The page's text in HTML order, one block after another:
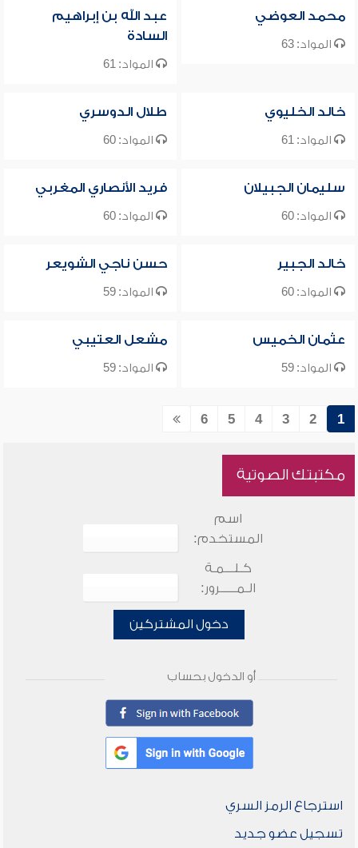
محمد العوضي
المواد: 63
عبد الله بن إبراهيم
السادة
المواد: 61
خالد الخليوي
المواد: 61
طلال الدوسري
المواد: 60
سليمان الجبيلان
المواد: 60
فريد الأنصاري المغربي
المواد: 60
خالد الجبير
المواد: 60
حسن ناجي الشويعر
المواد: 59
عثمان الخميس
المواد: 59
مشعل العتيبي
المواد: 59
1
2
3
4
5
6
مكتبتك الصوتية
اسم
المستخدم:
كـلـــمـة
الـمـــــرور:
دخول المشتركين
أو الدخول بحساب
استرجاع الرمز السري
تسجيل عضو جديد